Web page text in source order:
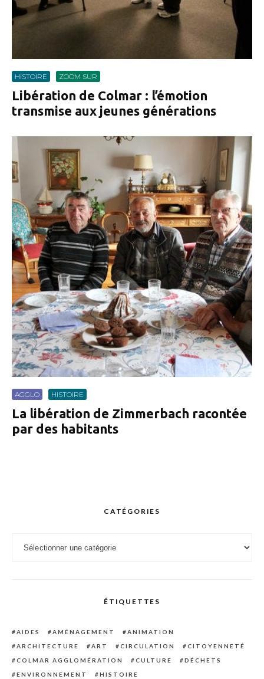
HISTOIRE ZOOM SUR
Libération de Colmar : l’émotion
transmise aux jeunes générations
AGGLO HISTOIRE
La libération de Zimmerbach racontée
par des habitants
CATÉGORIES
ÉTIQUETTES
AIDES AMÉNAGEMENT
ANIMATION
ARCHITECTURE
ART CIRCULATION
CITOYENNETÉ
COLMAR AGGLOMÉRATION
CULTURE
DÉCHETS
ENVIRONNEMENT
HISTOIRE